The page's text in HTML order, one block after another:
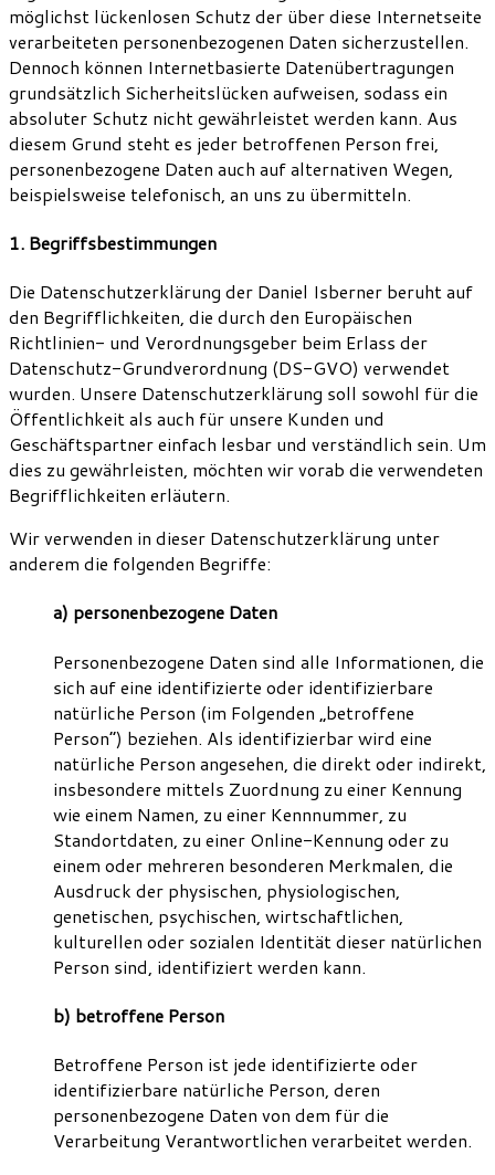
möglichst lückenlosen Schutz der über diese Internetseite
verarbeiteten personenbezogenen Daten sicherzustellen.
Dennoch können Internetbasierte Datenübertragungen
grundsätzlich Sicherheitslücken aufweisen, sodass ein
absoluter Schutz nicht gewährleistet werden kann. Aus
diesem Grund steht es jeder betroffenen Person frei,
personenbezogene Daten auch auf alternativen Wegen,
beispielsweise telefonisch, an uns zu übermitteln.
1. Begriffsbestimmungen
Die Datenschutzerklärung der Daniel Isberner beruht auf
den Begrifflichkeiten, die durch den Europäischen
Richtlinien- und Verordnungsgeber beim Erlass der
Datenschutz-Grundverordnung (DS-GVO) verwendet
wurden. Unsere Datenschutzerklärung soll sowohl für die
Öffentlichkeit als auch für unsere Kunden und
Geschäftspartner einfach lesbar und verständlich sein. Um
dies zu gewährleisten, möchten wir vorab die verwendeten
Begrifflichkeiten erläutern.
Wir verwenden in dieser Datenschutzerklärung unter
anderem die folgenden Begriffe:
a) personenbezogene Daten
Personenbezogene Daten sind alle Informationen, die
sich auf eine identifizierte oder identifizierbare
natürliche Person (im Folgenden „betroffene
Person“) beziehen. Als identifizierbar wird eine
natürliche Person angesehen, die direkt oder indirekt,
insbesondere mittels Zuordnung zu einer Kennung
wie einem Namen, zu einer Kennnummer, zu
Standortdaten, zu einer Online-Kennung oder zu
einem oder mehreren besonderen Merkmalen, die
Ausdruck der physischen, physiologischen,
genetischen, psychischen, wirtschaftlichen,
kulturellen oder sozialen Identität dieser natürlichen
Person sind, identifiziert werden kann.
b) betroffene Person
Betroffene Person ist jede identifizierte oder
identifizierbare natürliche Person, deren
personenbezogene Daten von dem für die
Verarbeitung Verantwortlichen verarbeitet werden.